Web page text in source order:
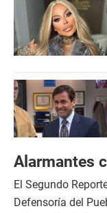
Alarmantes
El Segundo
Defensoría del